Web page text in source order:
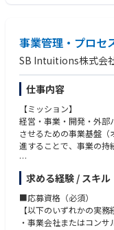
・数年単位で専門性や
※リモートスタンダード
※オフィスベース組織へ
組織でもリモートワーク
■出社に伴う費用について
勤務事業所への出社に
で、
その経路を用いた出社
す。
※新幹線、飛行機の利用
■その他
※最低出社日の指定はあ
頻度が変わる可能性有
<業務の魅力>
・ダイナミックな事業環
に定性的な外部環境、内
れを実現するための戦術
・ドコモのもつ膨大か
を身につけることができ
・海外グローバルベンダ
のプロジェクト推進能力
■候補者へのメッセージ
私たちは、新しいコミュ
と進化を続けてきました
する熱意のあるプロフェ
■お客さまにあんしん・
事業管理・プロセ
SB Intuitions株式会
仕事内容
【ミッション】
経営・事業・開発・外部
させるための事業基盤
進することで、事業の持
【具体的な業務】
経営層・事業部門・開発
クトを推進するとともに
ールを構築・実装してい
下記のすべてを一人で
求める経験 / スキル
■応募資格（必須）
【以下のいずれかの実
・事業会社またはコン